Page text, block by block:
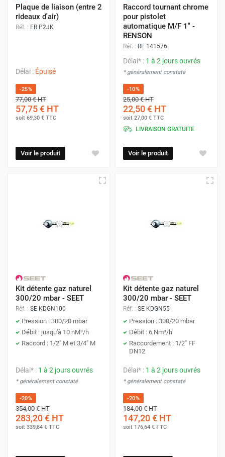
Plaque de liaison (entre 2
rideaux d'air)
Réf. : FR P2JK
Délai : Épuisé
-25%
77,00 €HT
57,75 € HT
soit 69,30 € TTC
Voir le produit
Raccord tournant chrome
pour pistolet
automatique M/F 1" -
RENSON
Réf. : RE 141576
Délai* : 1 à 2 jours ouvrés
* généralement constaté
-10%
25,00 €HT
22,50 € HT
soit 27,00 € TTC
LIVRAISON GRATUITE
Voir le produit
Kit détente gaz naturel
300/20 mbar - SEET
Réf. : SE KDGN100
Pression : 300/20 mbar
Débit : jusqu'à 10 nM³/h
Raccord : 1/2" M et 3/4" M
Délai* : 1 à 2 jours ouvrés
* généralement constaté
-20%
354,00 €HT
283,20 € HT
soit 339,84 € TTC
Kit détente gaz naturel
300/20 mbar - SEET
Réf. : SE KDGN55
Pression : 300/20 mbar
Débit : 6 Nm³/h
Raccordement : 1/2" FF
DN12
Délai* : 1 à 2 jours ouvrés
* généralement constaté
-20%
184,00 €HT
147,20 € HT
soit 176,64 € TTC